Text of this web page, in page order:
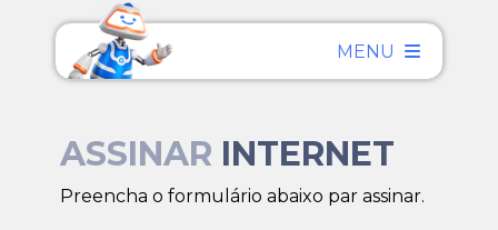
MENU
ASSINAR INTERNET
Preencha o formulário abaixo par assinar.